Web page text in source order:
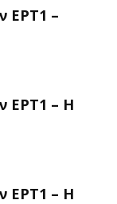
ΕΡΤ1 –
ΕΡΤ1 – Η
ΕΡΤ1 – Η